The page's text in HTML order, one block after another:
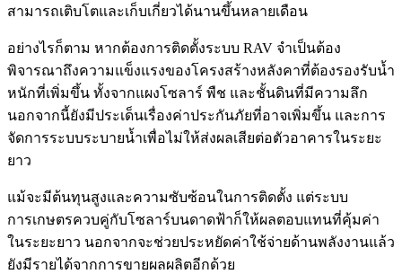
สามารถเติบโตและเก็บเกี่ยวได้นานขึ้นหลายเดือน
อย่างไรก็ตาม หากต้องการติดตั้งระบบ RAV จำเป็นต้อง
พิจารณาถึงความแข็งแรงของโครงสร้างหลังคาที่ต้องรองรับน้ำ
หนักที่เพิ่มขึ้น ทั้งจากแผงโซลาร์ พืช และชั้นดินที่มีความลึก
นอกจากนี้ยังมีประเด็นเรื่องค่าประกันภัยที่อาจเพิ่มขึ้น และการ
จัดการระบบระบายน้ำเพื่อไม่ให้ส่งผลเสียต่อตัวอาคารในระยะ
ยาว
แม้จะมีต้นทุนสูงและความซับซ้อนในการติดตั้ง แต่ระบบ
การเกษตรควบคู่กับโซลาร์บนดาดฟ้าก็ให้ผลตอบแทนที่คุ้มค่า
ในระยะยาว นอกจากจะช่วยประหยัดค่าใช้จ่ายด้านพลังงานแล้ว
ยังมีรายได้จากการขายผลผลิตอีกด้วย